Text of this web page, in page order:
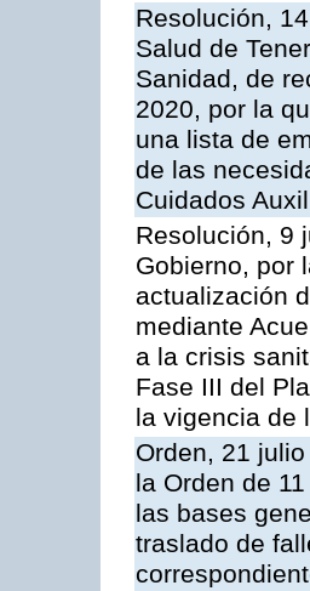
Resolución,
Salud de
Sanidad, de
2020, por la
una lista de
de las
Cuidados
Resolución, 9
Gobierno, por
actualización
mediante
a la crisis
Fase III del
la vigencia de
Orden, 21
la Orden de
las bases
traslado de